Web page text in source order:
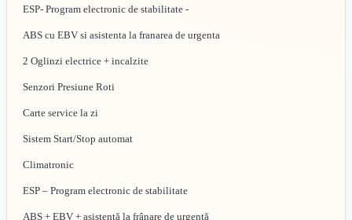
ESP- Program electronic de stabilitate -
ABS cu EBV si asistenta la franarea de urgenta
2 Oglinzi electrice + incalzite
Senzori Presiune Roti
Carte service la zi
Sistem Start/Stop automat
Climatronic
ESP – Program electronic de stabilitate
ABS + EBV + asistență la frânare de urgență